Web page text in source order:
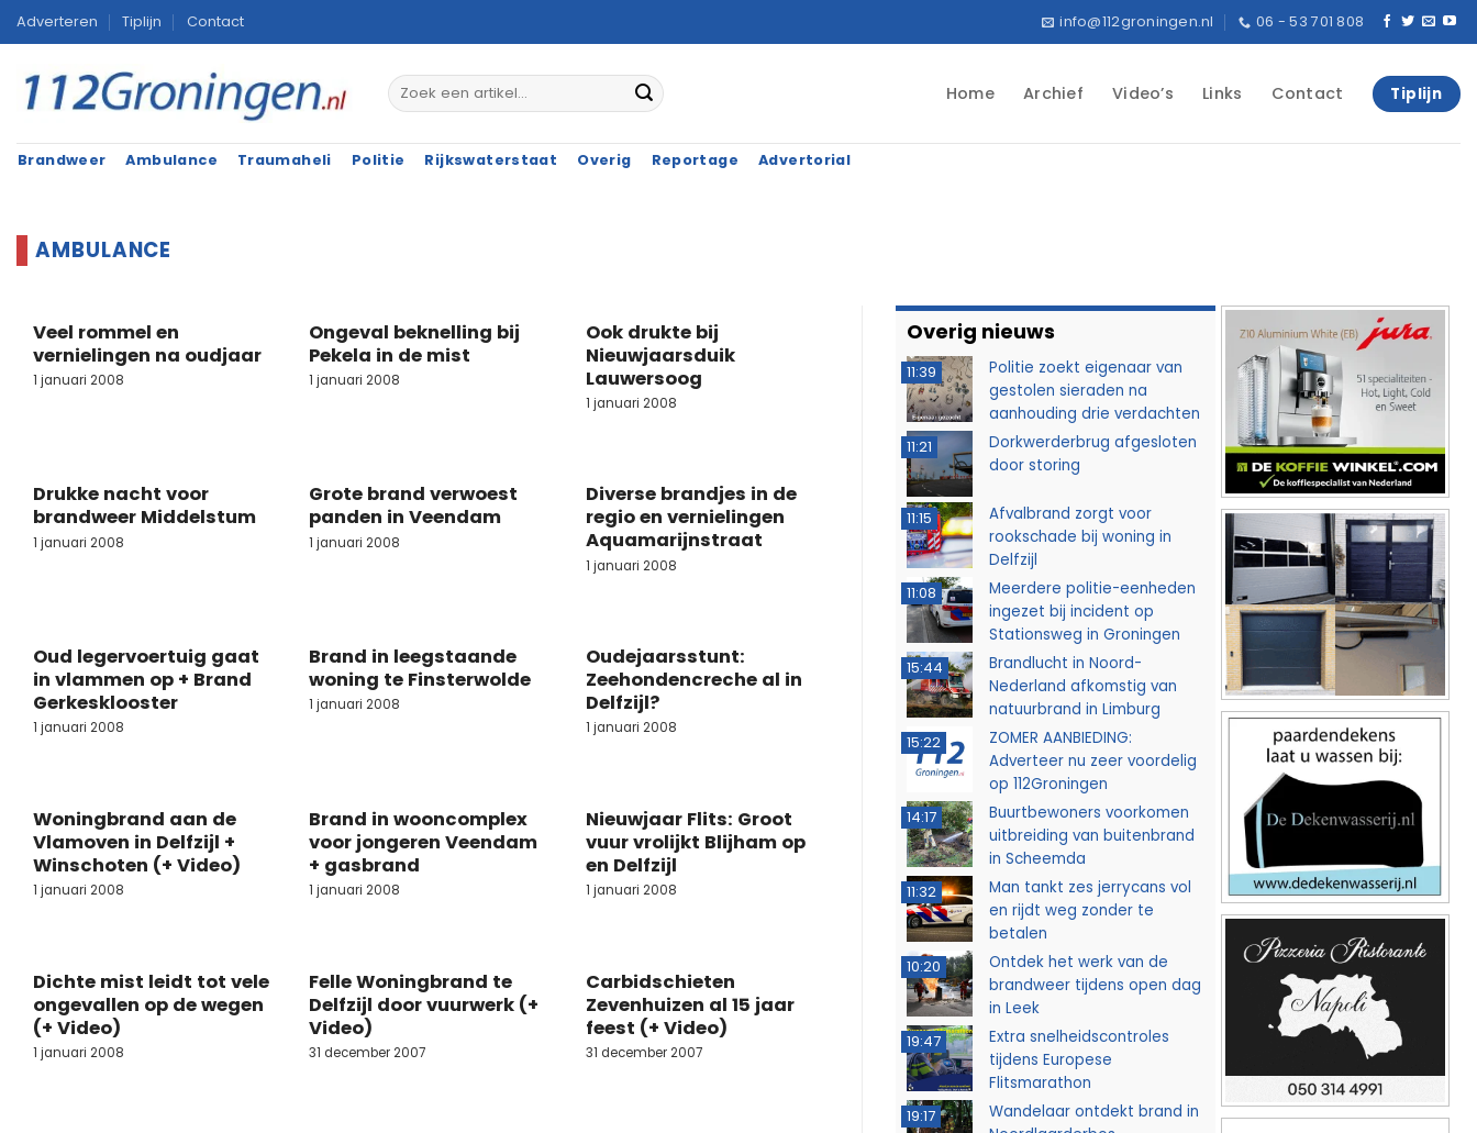
Ga
naar
inhoud
Adverteren Tiplijn Contact info@112groningen.nl 06 - 53 701 808
Home Archief Video’s Links Contact Tiplijn
Brandweer Ambulance Traumaheli Politie Rijkswaterstaat Overig Reportage Advertorial
Veel rommel en
vernielingen na oudjaar
1 januari 2008
Ongeval beknelling bij
Pekela in de mist
1 januari 2008
Ook drukte bij
Nieuwjaarsduik
Lauwersoog
1 januari 2008
Drukke nacht voor
brandweer Middelstum
1 januari 2008
Grote brand verwoest
panden in Veendam
1 januari 2008
Diverse brandjes in de
regio en vernielingen
Aquamarijnstraat
1 januari 2008
Oud legervoertuig gaat
in vlammen op + Brand
Gerkesklooster
1 januari 2008
Brand in leegstaande
woning te Finsterwolde
1 januari 2008
Oudejaarsstunt:
Zeehondencreche al in
Delfzijl?
1 januari 2008
Woningbrand aan de
Vlamoven in Delfzijl +
Winschoten (+ Video)
1 januari 2008
Brand in wooncomplex
voor jongeren Veendam
+ gasbrand
1 januari 2008
Nieuwjaar Flits: Groot
vuur vrolijkt Blijham op
en Delfzijl
1 januari 2008
Dichte mist leidt tot vele
ongevallen op de wegen
(+ Video)
1 januari 2008
Felle Woningbrand te
Delfzijl door vuurwerk (+
Video)
31 december 2007
Carbidschieten
Zevenhuizen al 15 jaar
feest (+ Video)
31 december 2007
Overig nieuws
11:39
Politie zoekt eigenaar van
gestolen sieraden na
aanhouding drie verdachten
11:21
Dorkwerderbrug afgesloten
door storing
11:15
Afvalbrand zorgt voor
rookschade bij woning in
Delfzijl
11:08
Meerdere politie-eenheden
ingezet bij incident op
Stationsweg in Groningen
15:44
Brandlucht in Noord-
Nederland afkomstig van
natuurbrand in Limburg
15:22
ZOMER AANBIEDING:
Adverteer nu zeer voordelig
op 112Groningen
14:17
Buurtbewoners voorkomen
uitbreiding van buitenbrand
in Scheemda
11:32
Man tankt zes jerrycans vol
en rijdt weg zonder te
betalen
10:20
Ontdek het werk van de
brandweer tijdens open dag
in Leek
19:47
Extra snelheidscontroles
tijdens Europese
Flitsmarathon
19:17
Wandelaar ontdekt brand in